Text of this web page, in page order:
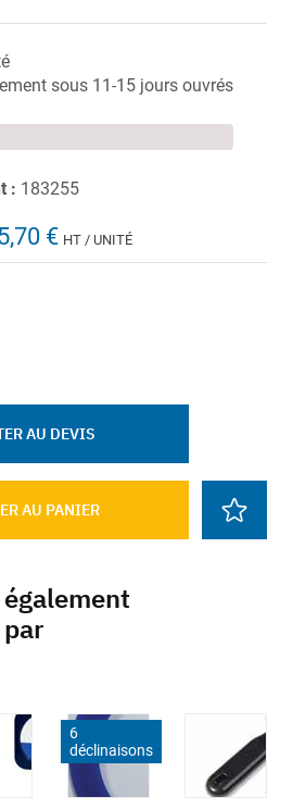
sous 11-15 jours ouvrés
: 183255
€ HT / UNITÉ
AU PANIER
AU DEVIS
6
déclinaisons